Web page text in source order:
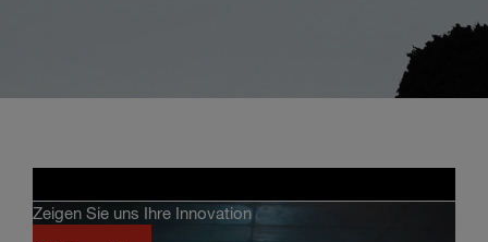
Zeigen Sie uns Ihre Innovation